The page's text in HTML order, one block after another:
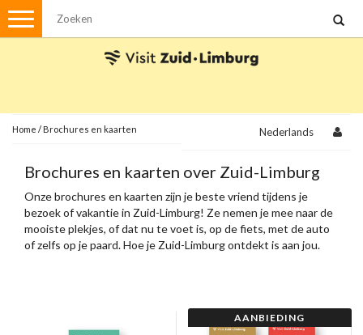
Menu
Met de auto
Visvergunningen
Brochures en kaarten
Plattegronden
Uit de streek
Kerstpakketten
Home / Brochures en kaarten Nederlands
Brochures en kaarten over Zuid-Limburg
Onze brochures en kaarten zijn je beste vriend tijdens je
bezoek of vakantie in Zuid-Limburg! Ze nemen je mee naar de
mooiste plekjes, of dat nu te voet is, op de fiets, met de auto
of zelfs op je paard. Hoe je Zuid-Limburg ontdekt is aan jou.
AANBIEDING